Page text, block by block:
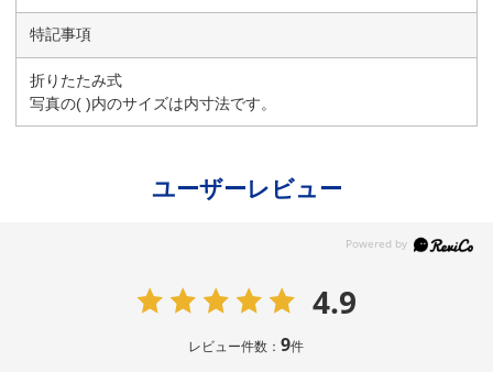
特記事項
折りたたみ式
写真の( )内のサイズは内寸法です。
ユーザーレビュー
4.9
レビュー件数：9件